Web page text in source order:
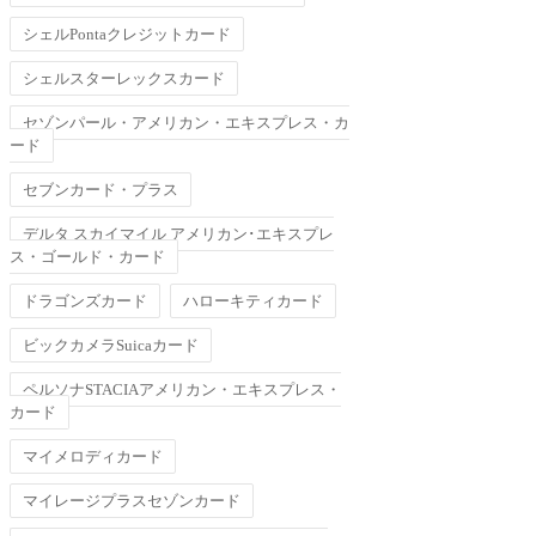
シェルPontaクレジットカード
シェルスターレックスカード
セゾンパール・アメリカン・エキスプレス・カ
ード
セブンカード・プラス
デルタ スカイマイル アメリカン･エキスプレ
ス・ゴールド・カード
ドラゴンズカード ハローキティカード
ビックカメラSuicaカード
ペルソナSTACIAアメリカン・エキスプレス・
カード
マイメロディカード
マイレージプラスセゾンカード